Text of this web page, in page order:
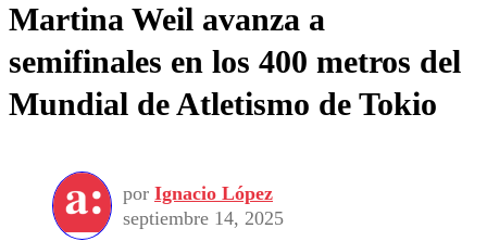
Frecuencias
Agricultura TV
Deportes
Colo Colo
Seleccion Chilena
Torneo Internacional
Entretención
Economía
Internacional
Publicaciones en medios
Opinión
Martina Weil avanza a
semifinales en los 400 metros del
Mundial de Atletismo de Tokio
por Ignacio López
septiembre 14, 2025